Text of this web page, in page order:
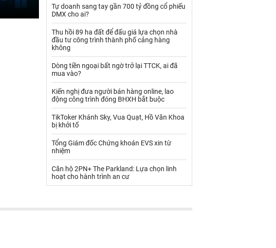
Palladium Phân bón
Rau - Củ -Quả Sắt thép
Sữa
Than Thức ăn chăn nuôi
Thủy hải sản khác Tôm
Vàng
VLXD khác Xăng dầu
Xi măng - Clynker
Tự doanh sang tay gần 700 tỷ đồng cổ phiếu
DMX cho ai?
Thu hồi 89 ha đất để đấu giá lựa chọn nhà
đầu tư công trình thành phố cảng hàng
không
Dòng tiền ngoại bất ngờ trở lại TTCK, ai đã
mua vào?
Kiến nghị đưa người bán hàng online, lao
động công trình đóng BHXH bắt buộc
TikToker Khánh Sky, Vua Quạt, Hồ Văn Khoa
bị khởi tố
Tổng Giám đốc Chứng khoán EVS xin từ
nhiệm
Căn hộ 2PN+ The Parkland: Lựa chọn linh
hoạt cho hành trình an cư